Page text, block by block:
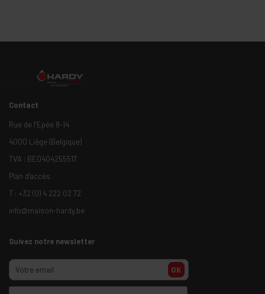
Contact
Rue de l’Epée 8-14
4000 Liège (Belgique)
TVA : BE0404255517
Plan d'accès
T : +32 (0) 4 222 02 72
info@maison-hardy.be
Suivez notre newsletter
OK